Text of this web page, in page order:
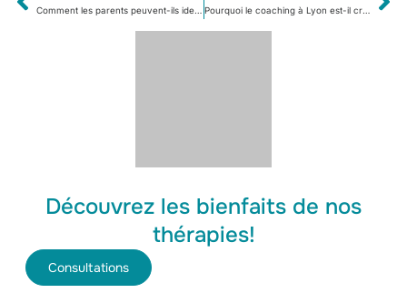
Comment les parents peuvent-ils identifier les talents particuliers de leur enfant à haut potentiel Lyon? Pourquoi le coaching à Lyon est-il crucial pour le développement personnel ?
Découvrez les bienfaits de nos
thérapies!
Consultations